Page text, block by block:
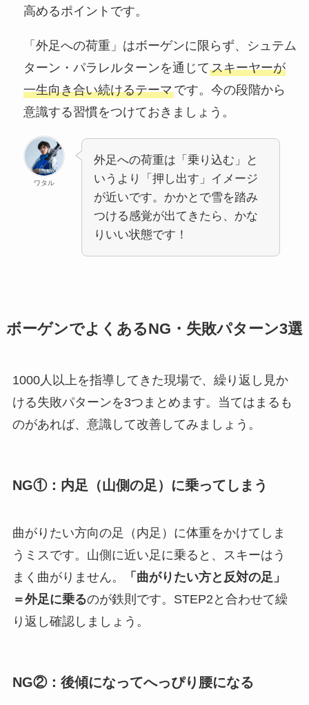
高めるポイントです。
「外足への荷重」はボーゲンに限らず、シュテム
ターン・パラレルターンを通じてスキーヤーが
一生向き合い続けるテーマです。今の段階から
意識する習慣をつけておきましょう。
ワタル
外足への荷重は「乗り込む」と
いうより「押し出す」イメージ
が近いです。かかとで雪を踏み
つける感覚が出てきたら、かな
りいい状態です！
ボーゲンでよくあるNG・失敗パターン3選
1000人以上を指導してきた現場で、繰り返し見か
ける失敗パターンを3つまとめます。当てはまるも
のがあれば、意識して改善してみましょう。
NG①：内足（山側の足）に乗ってしまう
曲がりたい方向の足（内足）に体重をかけてしま
うミスです。山側に近い足に乗ると、スキーはう
まく曲がりません。
「曲がりたい方と反対の足」
＝外足に乗るのが鉄則です。STEP2と合わせて繰
り返し確認しましょう。
NG②：後傾になってへっぴり腰になる